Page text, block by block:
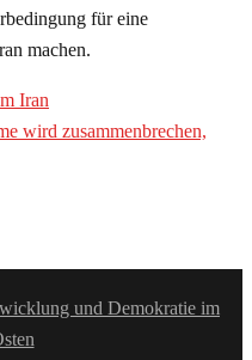
für eine
machen.
Iran
wird zusammenbrechen,
und Demokratie im